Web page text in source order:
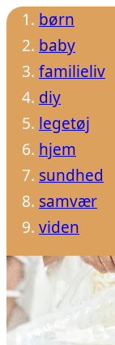
børn
baby
familieliv
diy
legetøj
hjem
sundhed
samvær
viden